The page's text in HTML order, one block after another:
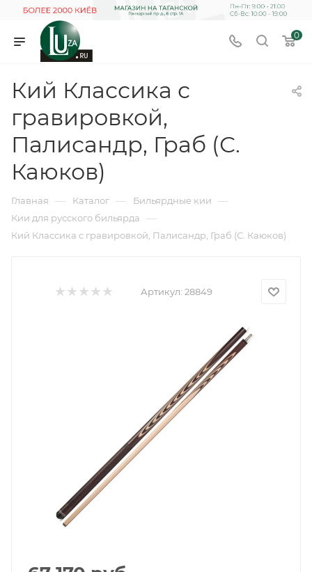
0
Кий Классика с
гравировкой,
Палисандр, Граб (С.
Каюков)
Главная — Каталог — Бильярдные кии —
Кии для русского бильярда —
Кий Классика с гравировкой, Палисандр, Граб (С. Каюков)
Артикул: 28849